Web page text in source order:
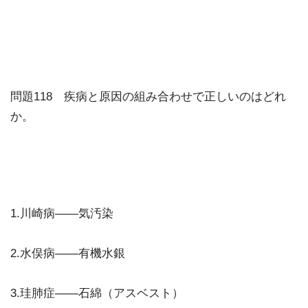
問題118 疾病と原因の組み合わせで正しいのはどれ
か。
1.川崎病——気汚染
2.水俣病——有機水銀
3.珪肺症——石綿（アスベスト）